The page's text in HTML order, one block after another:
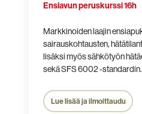
Ensiavun peruskurssi 16h
Markkinoiden laajin
sairauskohtausten,
lisäksi myös sähkötyön
sekä SFS 6002 -standardin.
Lue lisää ja ilmoittaudu